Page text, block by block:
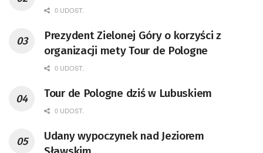
0 UDOST.
Prezydent Zielonej Góry o korzyści z
organizacji mety Tour de Pologne
0 UDOST.
Tour de Pologne dziś w Lubuskiem
0 UDOST.
Udany wypoczynek nad Jeziorem